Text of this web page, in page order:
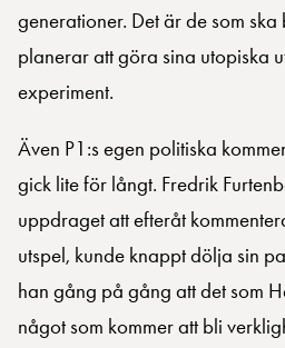
generationer. Det är de som
planerar att göra sina utopiska
experiment.
Även P1:s egen politiska
gick lite för långt. Fredrik
uppdraget att efteråt
utspel, kunde knappt dölja sin
han gång på gång att det som
något som kommer att bli